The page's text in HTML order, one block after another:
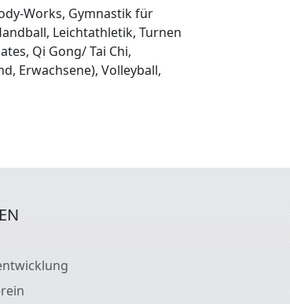
Works, Gymnastik für
Leichtathletik, Turnen
Qi Gong/ Tai Chi,
Erwachsene), Volleyball,